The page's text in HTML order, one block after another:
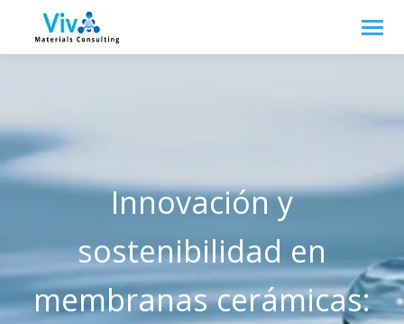
Innovación y
sostenibilidad en
membranas cerámicas: